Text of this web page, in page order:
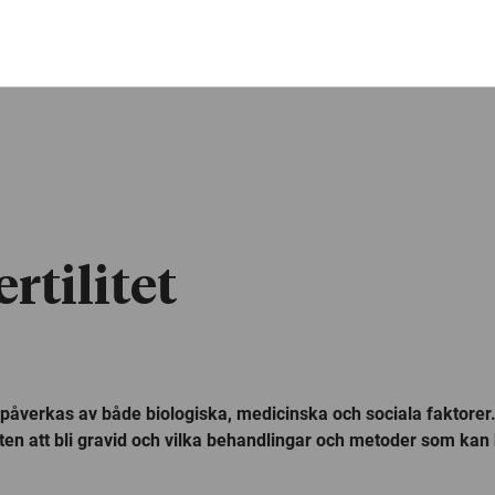
av både biologiska, medicinska och sociala
att bli gravid och vilka behandlingar och metoder som